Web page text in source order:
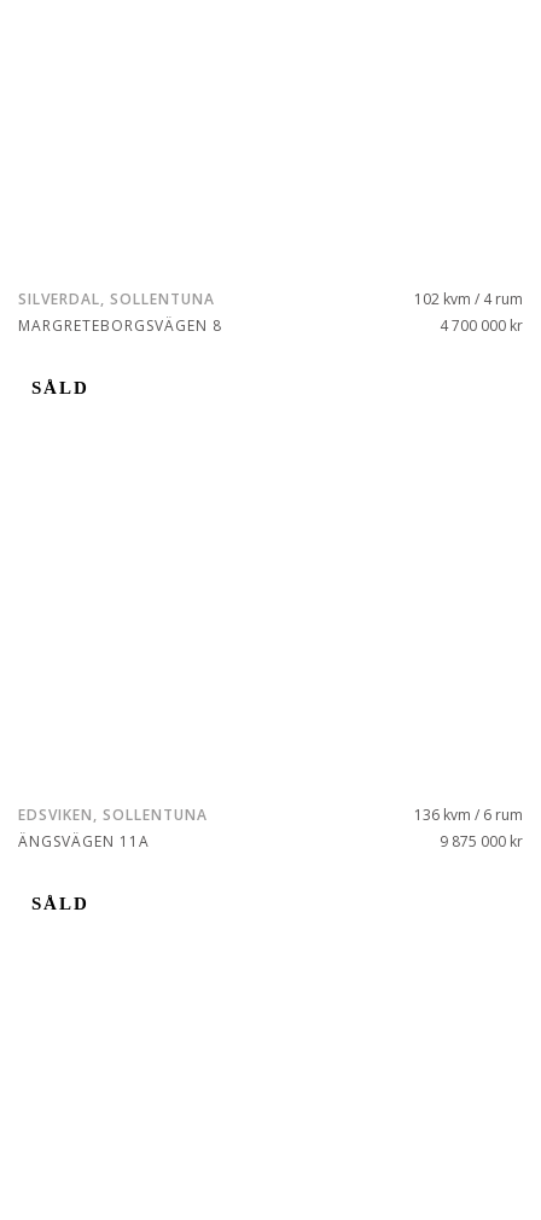
SILVERDAL, SOLLENTUNA
MARGRETEBORGSVÄGEN 8
102 kvm / 4 rum
4 700 000 kr
SÅLD
EDSVIKEN, SOLLENTUNA
ÄNGSVÄGEN 11A
136 kvm / 6 rum
9 875 000 kr
SÅLD